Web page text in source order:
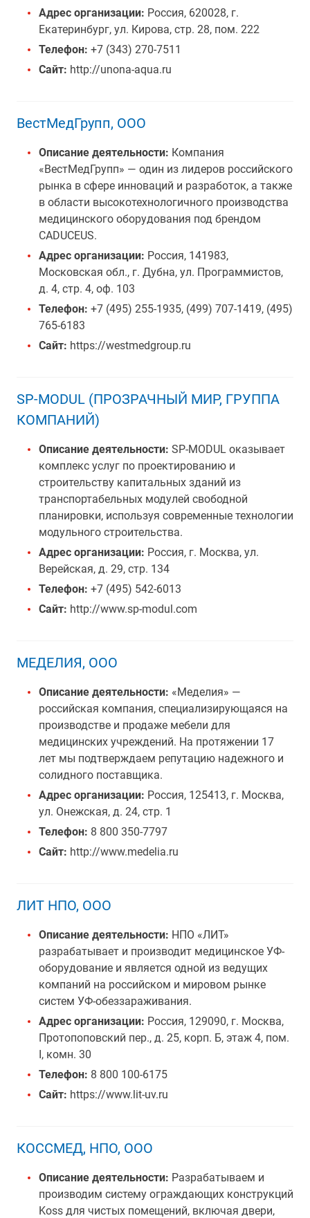
Адрес организации: Россия, 620028, г.
Екатеринбург, ул. Кирова, стр. 28, пом. 222
Телефон: +7 (343) 270-7511
Сайт: http://unona-aqua.ru
ВестМедГрупп, ООО
Описание деятельности: Компания
«ВестМедГрупп» — один из лидеров российского
рынка в сфере инноваций и разработок, а также
в области высокотехнологичного производства
медицинского оборудования под брендом
CADUCEUS.
Адрес организации: Россия, 141983,
Московская обл., г. Дубна, ул. Программистов,
д. 4, стр. 4, оф. 103
Телефон: +7 (495) 255-1935, (499) 707-1419, (495)
765-6183
Сайт: https://westmedgroup.ru
SP-MODUL (ПРОЗРАЧНЫЙ МИР, ГРУППА
КОМПАНИЙ)
Описание деятельности: SP-MODUL оказывает
комплекс услуг по проектированию и
строительству капитальных зданий из
транспортабельных модулей свободной
планировки, используя современные технологии
модульного строительства.
Адрес организации: Россия, г. Москва, ул.
Верейская, д. 29, стр. 134
Телефон: +7 (495) 542-6013
Сайт: http://www.sp-modul.com
МЕДЕЛИЯ, ООО
Описание деятельности: «Меделия» —
российская компания, специализирующаяся на
производстве и продаже мебели для
медицинских учреждений. На протяжении 17
лет мы подтверждаем репутацию надежного и
солидного поставщика.
Адрес организации: Россия, 125413, г. Москва,
ул. Онежская, д. 24, стр. 1
Телефон: 8 800 350-7797
Сайт: http://www.medelia.ru
ЛИТ НПО, ООО
Описание деятельности: НПО «ЛИТ»
разрабатывает и производит медицинское УФ-
оборудование и является одной из ведущих
компаний на российском и мировом рынке
систем УФ-обеззараживания.
Адрес организации: Россия, 129090, г. Москва,
Протопоповский пер., д. 25, корп. Б, этаж 4, пом.
I, комн. 30
Телефон: 8 800 100-6175
Сайт: https://www.lit-uv.ru
КОССМЕД, НПО, ООО
Описание деятельности: Разрабатываем и
производим систему ограждающих конструкций
Koss для чистых помещений, включая двери,